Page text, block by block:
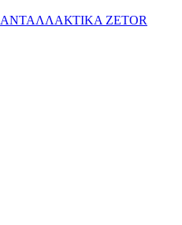
ΑΝΤΑΛΛΑΚΤΙΚΑ ZETOR